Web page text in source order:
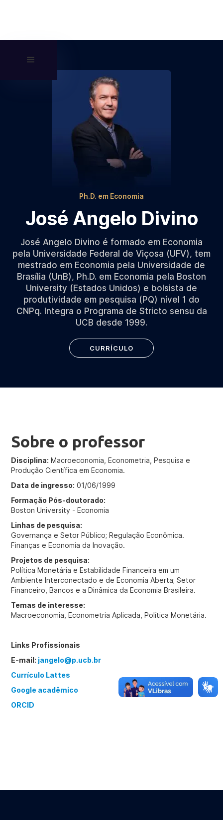
Ph.D. em Economia
José Angelo Divino
José Angelo Divino é formado em Economia
pela Universidade Federal de Viçosa (UFV), tem
mestrado em Economia pela Universidade de
Brasília (UnB), Ph.D. em Economia pela Boston
University (Estados Unidos) e bolsista de
produtividade em pesquisa (PQ) nível 1 do
CNPq. Integra o Programa de Stricto sensu da
UCB desde 1999.
CURRÍCULO
Sobre o professor
Disciplina: Macroeconomia, Econometria, Pesquisa e
Produção Científica em Economia.
Data de ingresso: 01/06/1999
Formação Pós-doutorado:
Boston University - Economia
Linhas de pesquisa:
Governança e Setor Público; Regulação Econômica.
Finanças e Economia da Inovação.
Projetos de pesquisa:
Política Monetária e Estabilidade Financeira em um
Ambiente Interconectado e de Economia Aberta; Setor
Financeiro, Bancos e a Dinâmica da Economia Brasileira.
Temas de interesse:
Macroeconomia, Econometria Aplicada, Política Monetária.
Links Profissionais
E-mail: jangelo@p.ucb.br
Currículo Lattes
Google acadêmico
ORCID